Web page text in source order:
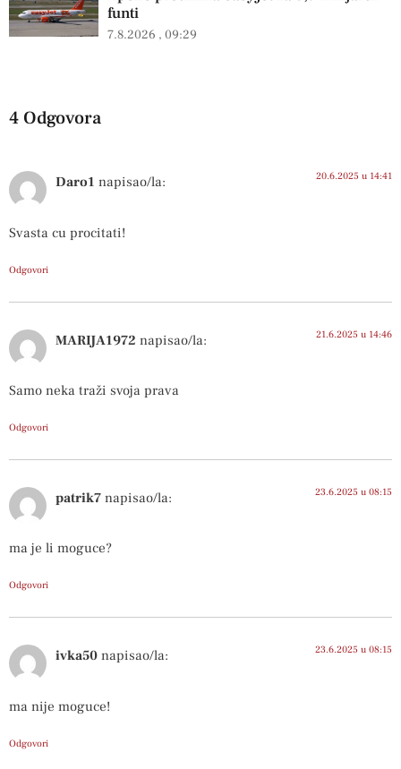
funti
7.8.2026 09:29
4 Odgovora
Daro1 napisao/la: 20.6.2025 u 14:41
Svasta cu procitati!
Odgovori
MARIJA1972 napisao/la: 21.6.2025 u 14:46
Samo neka traži svoja prava
Odgovori
patrik7 napisao/la: 23.6.2025 u 08:15
ma je li moguce?
Odgovori
ivka50 napisao/la: 23.6.2025 u 08:15
ma nije moguce!
Odgovori